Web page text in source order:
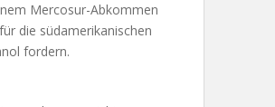
Mercosur-Abkommen
die südamerikanischen
fordern.